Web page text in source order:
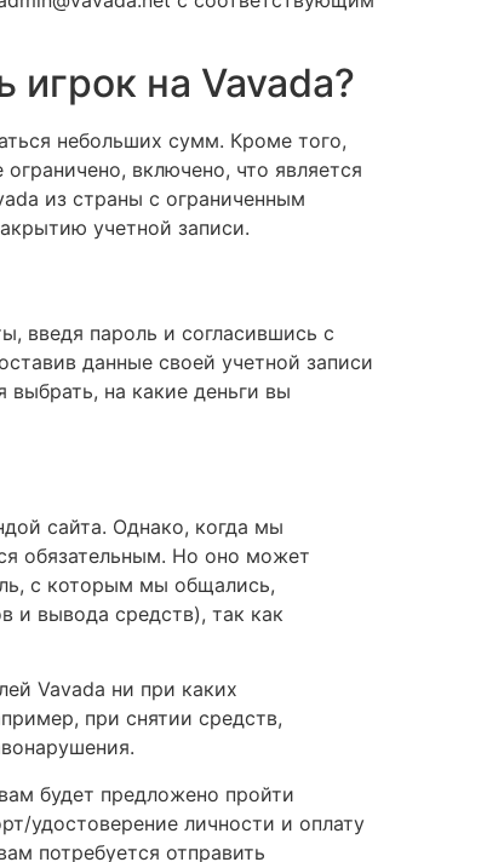
на Vavada?
небольших сумм. Кроме того,
включено, что является
из страны с ограниченным
учетной записи.
введя пароль и согласившись с
данные своей учетной записи
выбрать, на какие деньги вы
сайта. Однако, когда мы
обязательным. Но оно может
с которым мы общались,
и вывода средств), так как
Vavada ни при каких
при снятии средств,
будет предложено пройти
удостоверение личности и оплату
потребуется отправить